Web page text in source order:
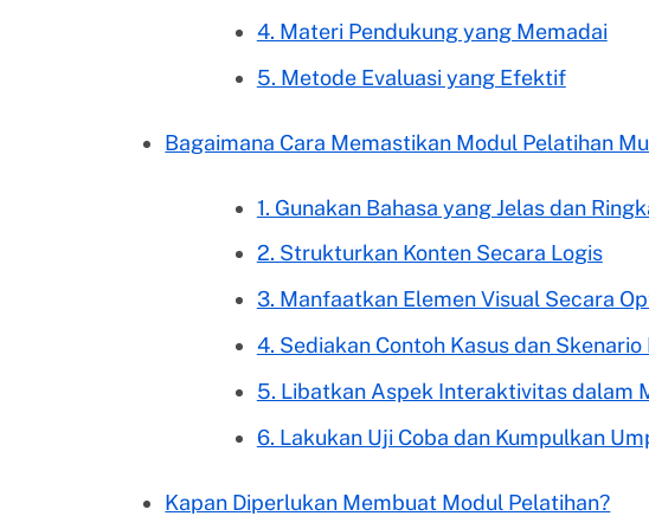
4. Materi Pendukung yang Memadai
5. Metode Evaluasi yang Efektif
Bagaimana Cara Memastikan Modul Pelatihan
1. Gunakan Bahasa yang Jelas dan
2. Strukturkan Konten Secara Logis
3. Manfaatkan Elemen Visual Secara
4. Sediakan Contoh Kasus dan
5. Libatkan Aspek Interaktivitas dalam
6. Lakukan Uji Coba dan Kumpulkan
Kapan Diperlukan Membuat Modul Pelatihan?